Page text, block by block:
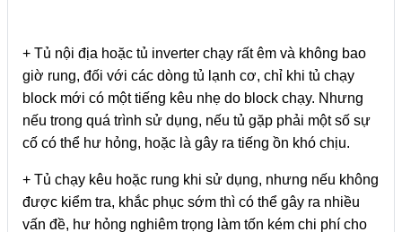
+ Tủ nội địa hoặc tủ inverter chạy rất êm và không bao
giờ rung, đối với các dòng tủ lạnh cơ, chỉ khi tủ chạy
block mới có một tiếng kêu nhẹ do block chạy. Nhưng
nếu trong quá trình sử dụng, nếu tủ gặp phải một số sự
cố có thể hư hỏng, hoặc là gây ra tiếng ồn khó chịu.
+ Tủ chạy kêu hoặc rung khi sử dụng, nhưng nếu không
được kiểm tra, khắc phục sớm thì có thể gây ra nhiều
vấn đề, hư hỏng nghiêm trọng làm tốn kém chi phí cho